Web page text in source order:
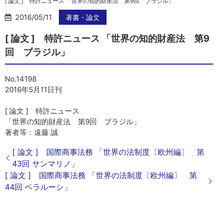
2016/05/11 著書・論文
[ 論文 ] 特許ニュース 「世界の知的財産法 第9
回 ブラジル」
No.14198
2016年5月11日刊
[ 論文 ] 特許ニュース
「世界の知的財産法 第9回 ブラジル」
著者等：遠藤 誠
[ 論文 ] 国際商事法務 「世界の法制度〔欧州編〕 第
43回 サンマリノ」
[ 論文 ] 国際商事法務 「世界の法制度〔欧州編〕 第
44回 ベラルーシ」